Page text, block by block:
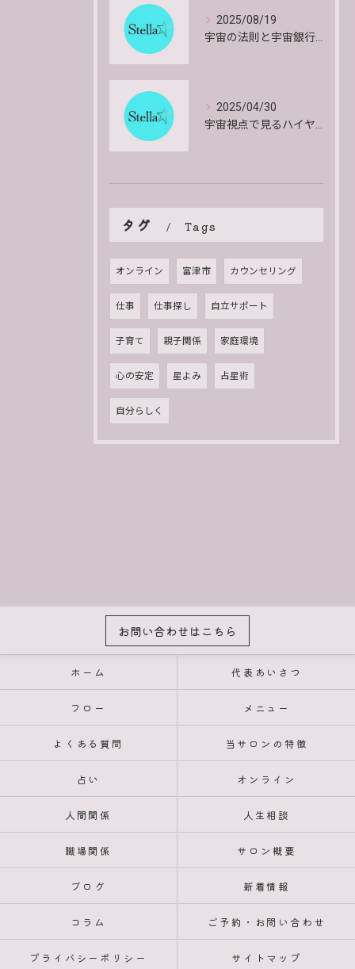
2025/08/19
2025/04/30
タグ Tags
オンライン 富津市 カウンセリング
仕事 仕事探し 自立サポート
子育て 親子関係 家庭環境
心の安定 星よみ 占星術
自分らしく
お問い合わせはこちら
ホーム 代表あいさつ
フロー メニュー
よくある質問 当サロンの特徴
占い オンライン
人間関係 人生相談
職場関係 サロン概要
ブログ 新着情報
コラム ご予約・お問い合わせ
プライバシーポリシー サイトマップ